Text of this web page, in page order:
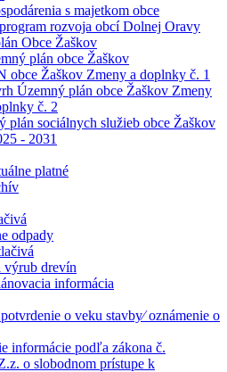
s majetkom obce
rozvoja obcí Dolnej Oravy
Obce Žaškov
plán obce Žaškov
obce Žaškov Zmeny a doplnky č. 1
Územný plán obce Žaškov Zmeny
č. 2
plán sociálnych služieb obce Žaškov
- 2031
platné
odpady
výrub drevín
informácia
o veku stavby⁄ oznámenie o
informácie podľa zákona č.
o slobodnom prístupe k